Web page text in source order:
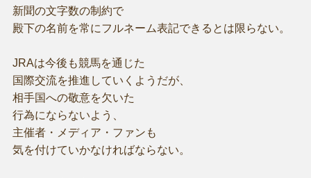
新聞の文字数の制約で
殿下の名前を常にフルネーム表記できるとは限らない。
JRAは今後も競馬を通じた
国際交流を推進していくようだが、
相手国への敬意を欠いた
行為にならないよう、
主催者・メディア・ファンも
気を付けていかなければならない。